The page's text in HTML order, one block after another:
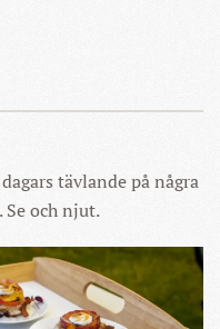
tävlande på några
och njut.